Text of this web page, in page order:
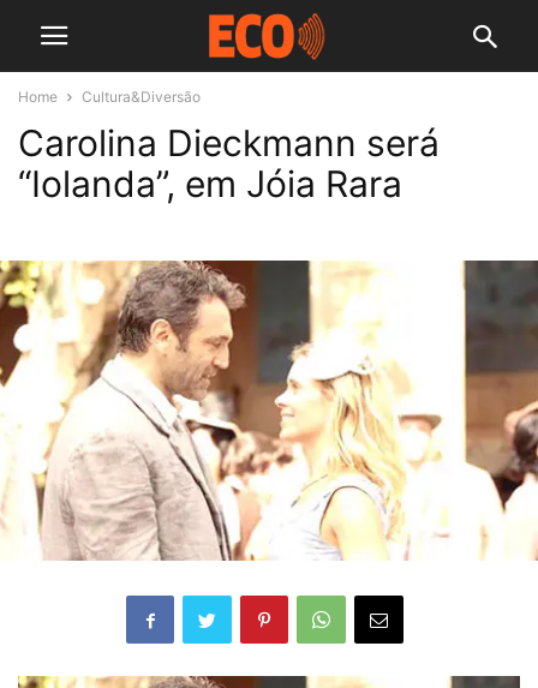
Home Cultura&Diversão
Carolina Dieckmann será
“Iolanda”, em Jóia Rara